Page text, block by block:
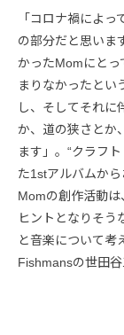
「コロナ禍によ
の部分だと思いま
かったMomにとっ
まりなかったとい
し、そしてそれに
か、道の狭さとか
ます」。“クラフ
た1stアルバムか
Momの創作活動
ヒントとなりそう
と音楽について考
Fishmansの世田